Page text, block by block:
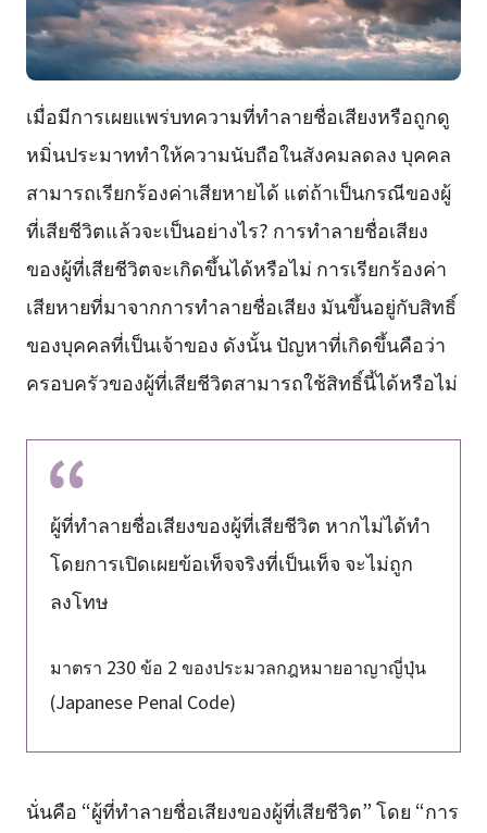
เมื่อมีการเผยแพร่บทความที่ทำลายชื่อเสียงหรือถูกดู
หมิ่นประมาททำให้ความนับถือในสังคมลดลง บุคคล
สามารถเรียกร้องค่าเสียหายได้ แต่ถ้าเป็นกรณีของผู้
ที่เสียชีวิตแล้วจะเป็นอย่างไร? การทำลายชื่อเสียง
ของผู้ที่เสียชีวิตจะเกิดขึ้นได้หรือไม่ การเรียกร้องค่า
เสียหายที่มาจากการทำลายชื่อเสียง มันขึ้นอยู่กับสิทธิ์
ของบุคคลที่เป็นเจ้าของ ดังนั้น ปัญหาที่เกิดขึ้นคือว่า
ครอบครัวของผู้ที่เสียชีวิตสามารถใช้สิทธิ์นี้ได้หรือไม่
ผู้ที่ทำลายชื่อเสียงของผู้ที่เสียชีวิต หากไม่ได้ทำ
โดยการเปิดเผยข้อเท็จจริงที่เป็นเท็จ จะไม่ถูก
ลงโทษ
มาตรา 230 ข้อ 2 ของประมวลกฎหมายอาญาญี่ปุ่น
(Japanese Penal Code)
นั่นคือ “ผู้ที่ทำลายชื่อเสียงของผู้ที่เสียชีวิต” โดย “การ